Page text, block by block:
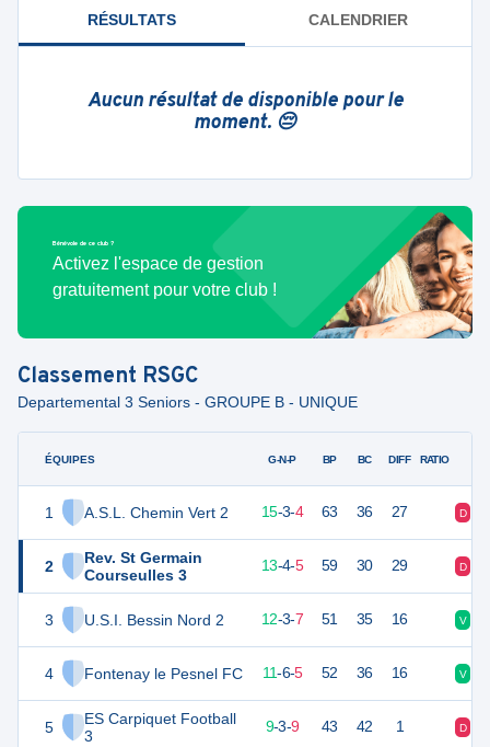
RÉSULTATS CALENDRIER
Aucun résultat de disponible pour le
moment. 😔
Bénévole de ce club ?
Activez l'espace de gestion
gratuitement pour votre club !
Classement RSGC
Departemental 3 Seniors - GROUPE B - UNIQUE
ÉQUIPES
1 A.S.L. Chemin Vert 2
2
Rev. St Germain
Courseulles 3
3 U.S.I. Bessin Nord 2
4 Fontenay le Pesnel FC
5
ES Carpiquet Football
3
G-N-P BP BC DIFF RATIO
48 22 15-3-4 63 36 27 D
43 13-4-5 59 30 29 D
39 12-3-7 51 35 16 V
39 22 11-6-5 52 36 16 V
29 22 9-3-9 43 42 1 D